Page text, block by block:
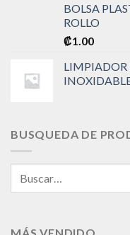
BOLSA
ROLLO
₡1.00
LIMPIADOR
BUSQUEDA DE